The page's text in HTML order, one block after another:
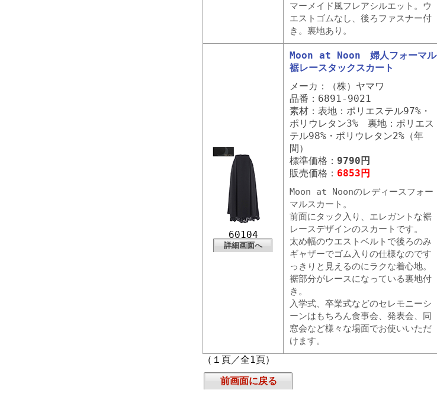
マーメイド風フレアシルエット。ウ
エストゴムなし、後ろファスナー付
き。裏地あり。
60104
詳細画面へ
Moon at Noon 婦人フォーマル
裾レースタックスカート
メーカ：（株）ヤマワ
品番：6891-9021
素材：表地：ポリエステル97%・
ポリウレタン3% 裏地：ポリエス
テル98%・ポリウレタン2%（年
間）
標準価格： 9790円
販売価格： 6853円
Moon at Noonのレディースフォー
マルスカート。
前面にタック入り、エレガントな裾
レースデザインのスカートです。
太め幅のウエストベルトで後ろのみ
ギャザーでゴム入りの仕様なのです
っきりと見えるのにラクな着心地。
裾部分がレースになっている裏地付
き。
入学式、卒業式などのセレモニーシ
ーンはもちろん食事会、発表会、同
窓会など様々な場面でお使いいただ
けます。
（１頁／全1頁）
前画面に戻る